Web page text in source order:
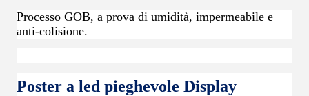
Processo GOB, a prova di umidità, impermeabile e
anti-colisione.
Poster a led pieghevole Display